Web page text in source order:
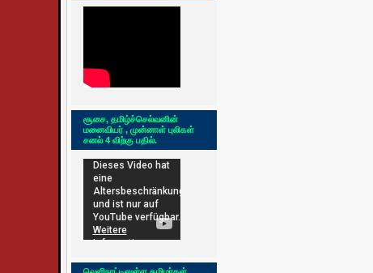
சூசை, தமிழ்ச்செல்வனின்
மனைவியர் , முன்னாள் புலிகள்
சனல் 4 விற்கு பதில்.